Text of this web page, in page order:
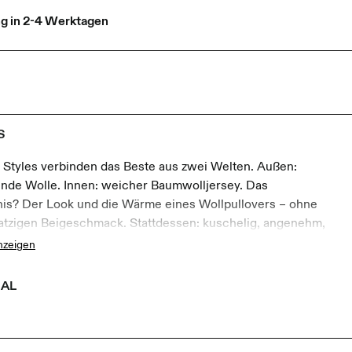
in 2-4 Werktagen
Styles verbinden das Beste aus zwei Welten. Außen:
Wolle. Innen: weicher Baumwolljersey. Das
Der Look und die Wärme eines Wollpullovers – ohne
Beigeschmack. Stattdessen: kuschelig, angenehm,
alle grauen Tage da draußen.Voilà!